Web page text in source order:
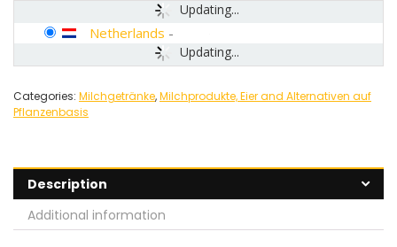
Updating...
Updating...
Netherlands -
Categories: Milchgetränke,Milchprodukte, Eier and Alternativen auf
Pflanzenbasis
Description
Additional information